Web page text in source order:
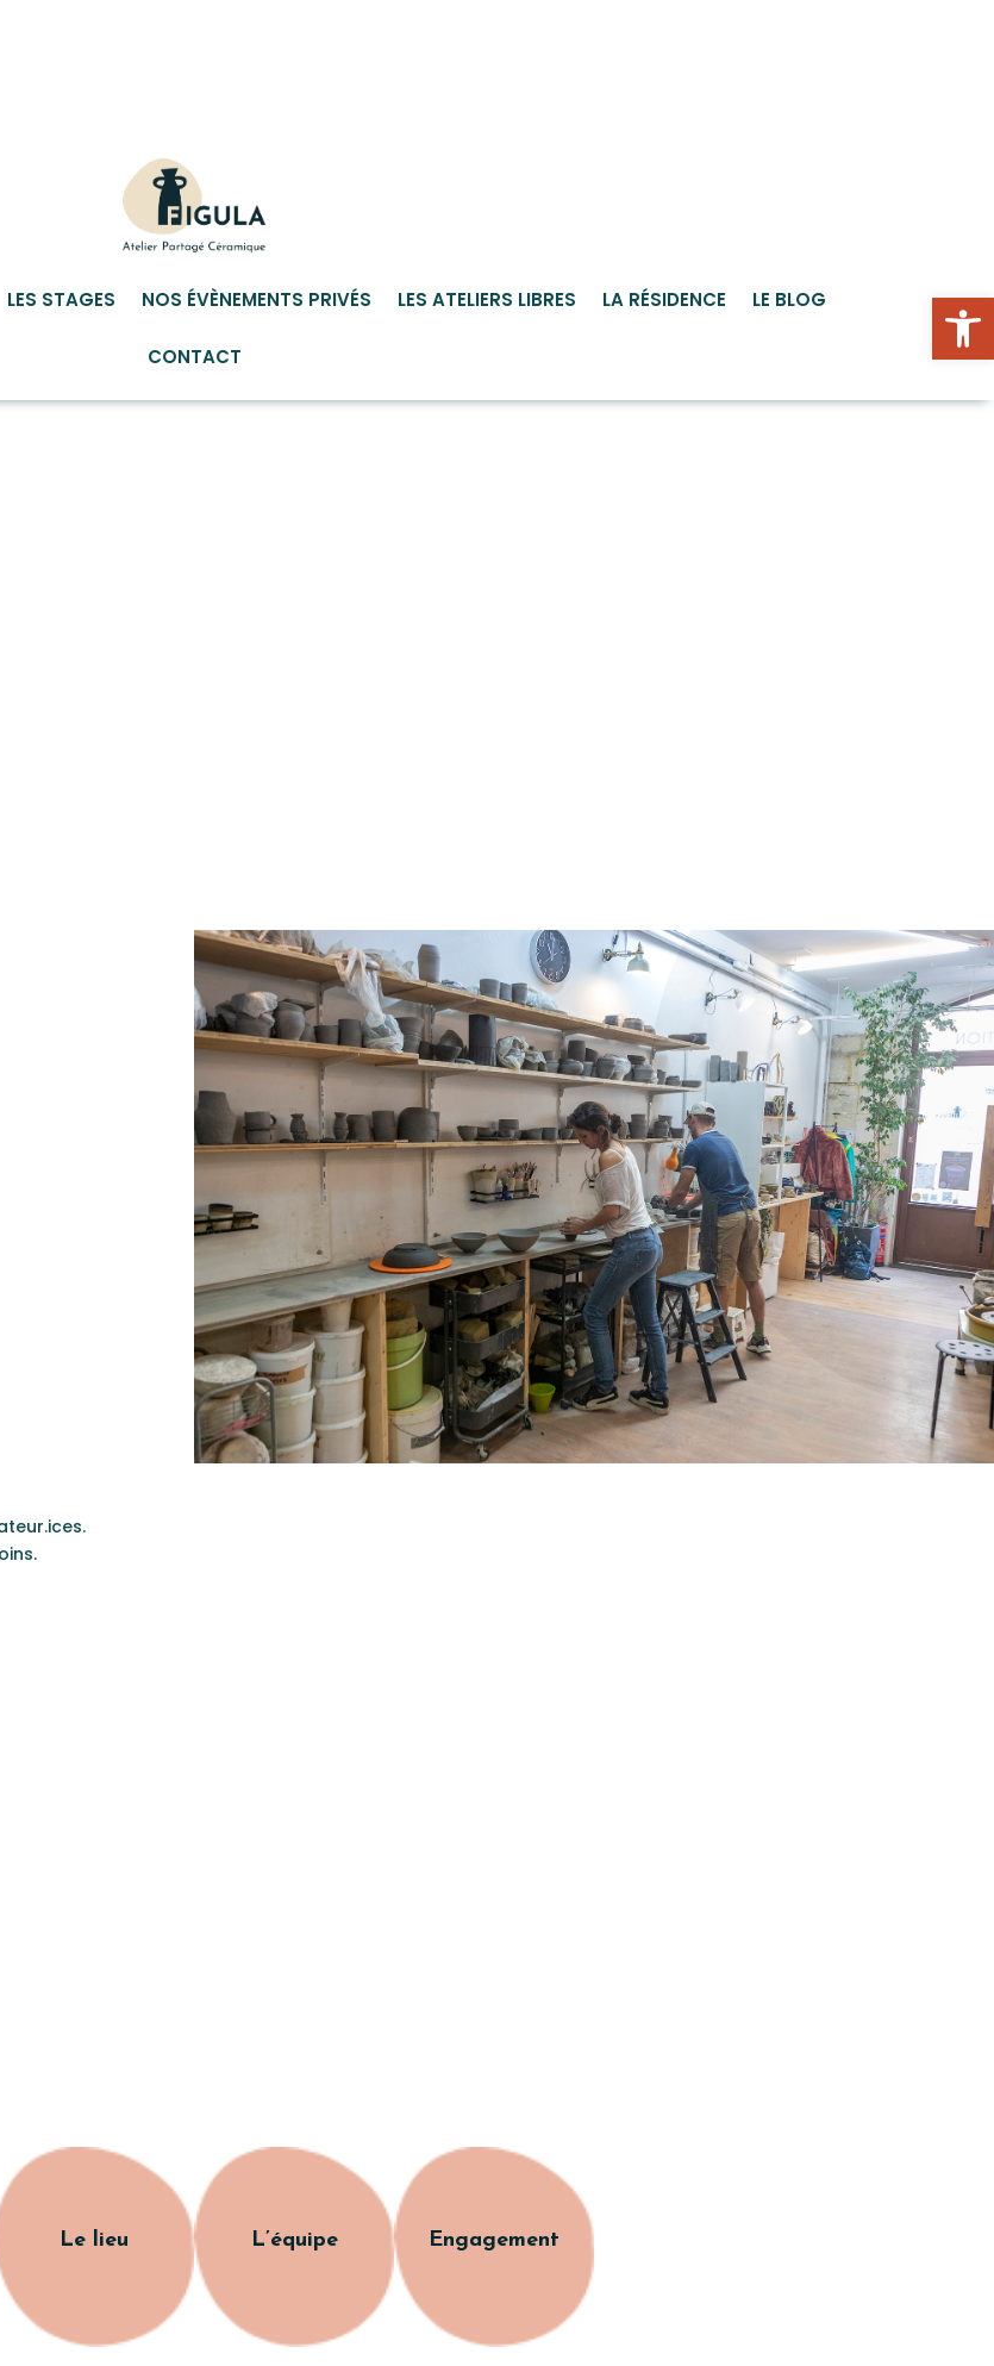
LES STAGES NOS ÉVÈNEMENTS PRIVÉS LES ATELIERS LIBRES LA RÉSIDENCE LE BLOG
CONTACT
Le lieu L’équipe Engagement